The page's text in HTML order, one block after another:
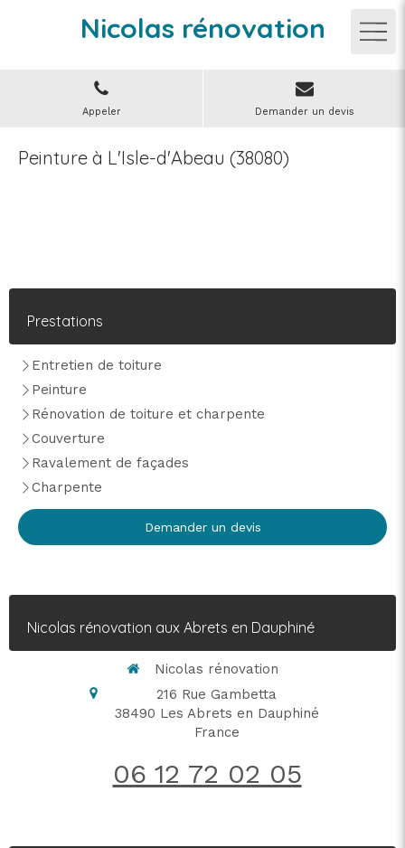
Nicolas rénovation
Appeler Demander un devis
Peinture à L'Isle-d'Abeau (38080)
Prestations
Entretien de toiture
Peinture
Rénovation de toiture et charpente
Couverture
Ravalement de façades
Charpente
Demander un devis
Nicolas rénovation aux Abrets en Dauphiné
Nicolas rénovation
216 Rue Gambetta
38490 Les Abrets en Dauphiné
France
06 12 72 02 05